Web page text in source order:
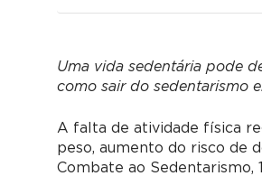
Uma vida sedentária pode
como sair do sedentarismo
A falta de atividade física
peso, aumento do risco de
Combate ao Sedentarismo,